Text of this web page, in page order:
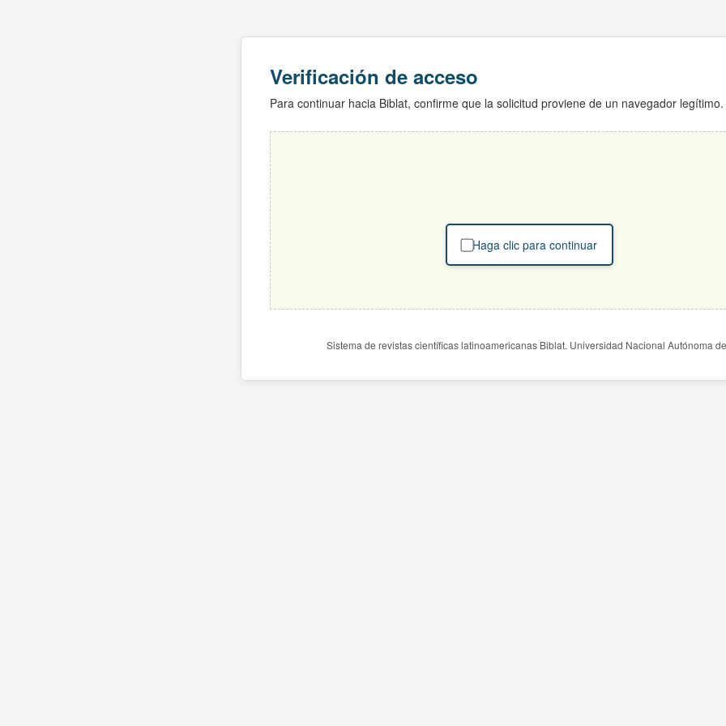
Verificación de acceso
Para continuar hacia Biblat, confirme que la solicitud proviene de un navegador legítimo.
Haga clic para continuar
Sistema de revistas científicas latinoamericanas Biblat. Universidad Nacional Autónoma